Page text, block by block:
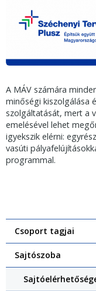
A MÁV számára
minőségi kiszolgálása
szolgáltatását, mert a
emelésével lehet
igyekszik elérni:
vasúti
programmal.
Csoport tagjai
Sajtószoba